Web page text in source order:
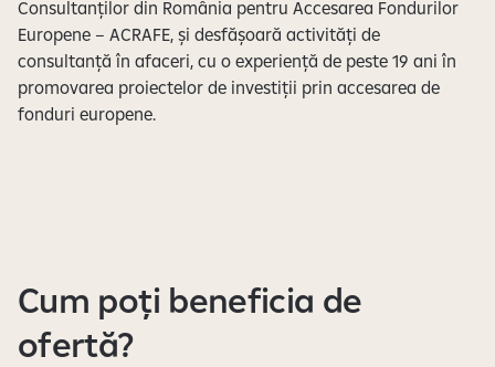
Consultanților din România pentru Accesarea Fondurilor
Europene – ACRAFE, și desfășoară activități de
consultanță în afaceri, cu o experiență de peste 19 ani în
promovarea proiectelor de investiții prin accesarea de
fonduri europene.
Cum poți beneficia de
ofertă?